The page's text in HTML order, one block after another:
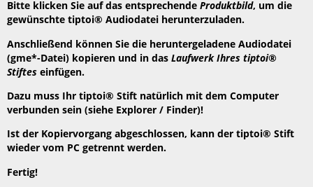
Bitte klicken Sie auf das entsprechendeProduktbild, um die
gewünschte tiptoi® Audiodatei herunterzuladen.
Anschließend können Sie die heruntergeladene Audiodatei
(gme*-Datei) kopieren und in dasLaufwerk Ihres tiptoi®
Stiftes einfügen.
Dazu muss Ihr tiptoi® Stift natürlich mit dem Computer
verbunden sein (siehe Explorer / Finder)!
Ist der Kopiervorgang abgeschlossen, kann der tiptoi® Stift
wieder vom PC getrennt werden.
Fertig!